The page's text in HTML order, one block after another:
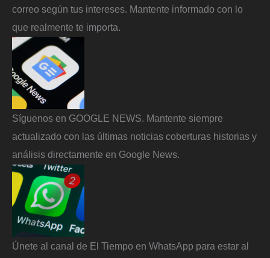
correo según tus intereses. Mantente informado con lo
que realmente te importa.
Síguenos en GOOGLE NEWS. Mantente siempre
actualizado con las últimas noticias coberturas historias y
análisis directamente en Google News.
Únete al canal de El Tiempo en WhatsApp para estar al